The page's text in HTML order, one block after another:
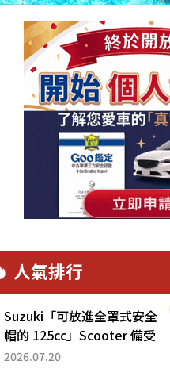
人氣排行
Suzuki「可放進全罩式安全
帽的 125cc」Scooter 備受
矚目！採用全新流線設計與
2026.07.20